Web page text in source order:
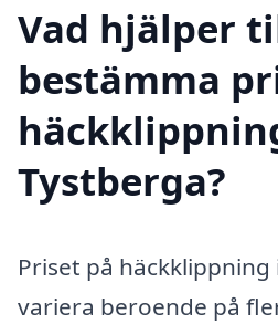
Vad hjälper
bestämma
Tystberga?
Priset på
variera beroende på